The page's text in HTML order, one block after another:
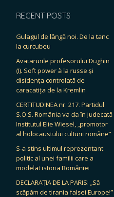
RECENT POSTS
Gulagul de lângă noi. De la tanc
la curcubeu
Avatarurile profesorului Dughin
(I). Soft power à la russe și
disidența controlată de
caracatița de la Kremlin
CERTITUDINEA nr. 217. Partidul
S.O.S. România va da în judecată
Institutul Elie Wiesel, „promotor
al holocaustului culturii române”
S-a stins ultimul reprezentant
politic al unei familii care a
modelat istoria României
DECLARAȚIA DE LA PARIS: „Să
scăpăm de tirania falsei Europe!”